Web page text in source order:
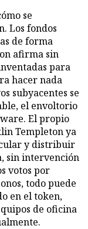
se
Los fondos
de forma
afirma sin
para
hacer nada
subyacentes se
el envoltorio
El propio
Templeton ya
y distribuir
sin intervención
votos por
todo puede
en el token,
de oficina